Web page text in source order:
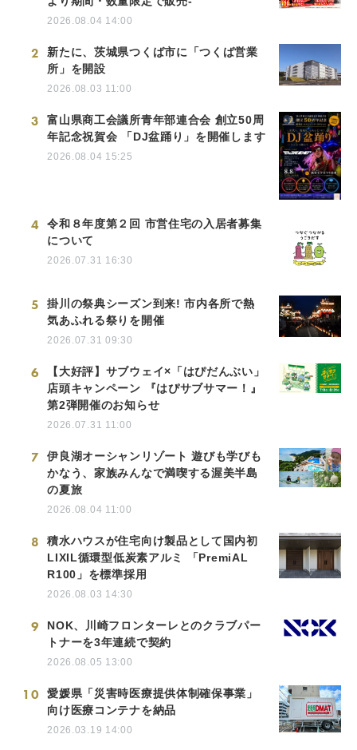
2026.08.04 14:00
2
新たに、茨城県つくば市に「つくば営業
所」を開設
2026.08.03 11:00
3
富山県商工会議所青年部連合会 創立50周
年記念祝賀会 「DJ盆踊り」を開催します
2026.08.04 15:25
4
令和８年度第２回 市営住宅の入居者募集
について
2026.07.31 16:30
5
掛川の祭典シーズン到来! 市内各所で熱
気あふれる祭りを開催
2026.07.31 09:30
6
【大好評】サブウェイ×「はぴだんぶい」
店頭キャンペーン 『はぴサブサマー！』
第2弾開催のお知らせ
2026.07.31 11:00
7
伊良湖オーシャンリゾート 遊びも学びも
かなう、家族みんなで満喫する渥美半島
の夏旅
2026.08.04 11:00
8
積水ハウスが住宅向け製品として国内初
LIXIL循環型低炭素アルミ 「PremiAL
R100」を標準採用
2026.08.03 14:30
9
NOK、川崎フロンターレとのクラブパー
トナーを3年連続で契約
2026.08.05 13:00
10
愛媛県「災害時医療提供体制確保事業」
向け医療コンテナを納品
2026.03.19 14:00